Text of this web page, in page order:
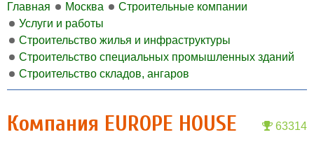
Главная Москва
Строительные компании
Услуги и работы
Строительство жилья и инфраструктуры
Строительство специальных промышленных зданий
Строительство складов, ангаров
63314
Компания EUROPE HOUSE